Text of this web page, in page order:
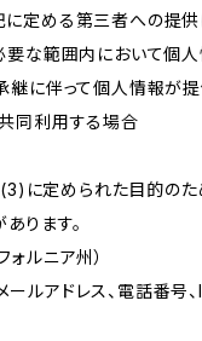
に定める第三者への提供
要な範囲内において
継に伴って個人情報が
同利用する場合
に定められた目的の
ります。
ルニア州）
ールアドレス、電話番